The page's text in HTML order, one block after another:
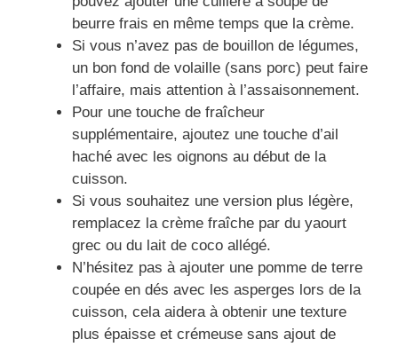
beurre frais en même temps que la crème.
Si vous n’avez pas de bouillon de légumes,
un bon fond de volaille (sans porc) peut faire
l’affaire, mais attention à l’assaisonnement.
Pour une touche de fraîcheur
supplémentaire, ajoutez une touche d’ail
haché avec les oignons au début de la
cuisson.
Si vous souhaitez une version plus légère,
remplacez la crème fraîche par du yaourt
grec ou du lait de coco allégé.
N’hésitez pas à ajouter une pomme de terre
coupée en dés avec les asperges lors de la
cuisson, cela aidera à obtenir une texture
plus épaisse et crémeuse sans ajout de